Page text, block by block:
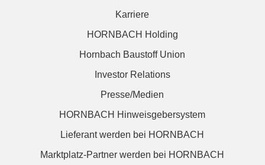
Karriere
HORNBACH Holding
Hornbach Baustoff Union
Investor Relations
Presse/Medien
HORNBACH Hinweisgebersystem
Lieferant werden bei HORNBACH
Marktplatz-Partner werden bei HORNBACH